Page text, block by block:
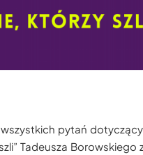
pytań
Tadeusza Borowskiego